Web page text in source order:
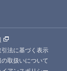
法に基づく表示
取扱いについて